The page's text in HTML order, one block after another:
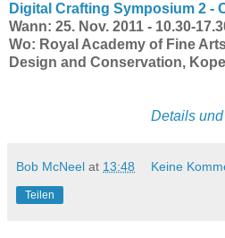
Digital Crafting Symposium 2 -
Wann: 25. Nov. 2011 - 10.30-
Wo: Royal Academy of Fine
Design and Conservation,
Details
Bob McNeel at 13:48 Keine
Teilen